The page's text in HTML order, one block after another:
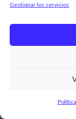
Gestionar los servicios